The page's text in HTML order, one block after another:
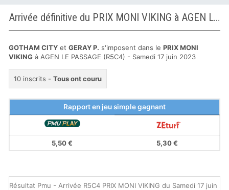
Arrivée définitive du PRIX MONI VIKING à AGEN LE PASSAGE
GOTHAM CITY et GERAY P. s'imposent dans le PRIX MONI
VIKING à AGEN LE PASSAGE (R5C4) - Samedi 17 juin 2023
10 inscrits - Tous ont couru
Rapport en jeu simple gagnant
5,50 € 5,30 €
Résultat Pmu - Arrivée R5C4 PRIX MONI VIKING du Samedi 17 juin